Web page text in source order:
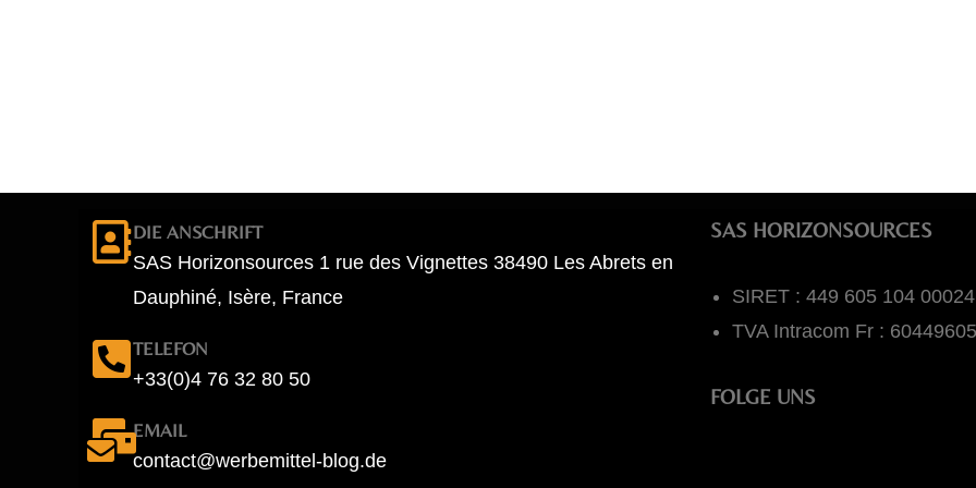
DIE ANSCHRIFT
SAS Horizonsources 1 rue des Vignettes 38490 Les Abrets en
Dauphiné, Isère, France
TELEFON
+33(0)4 76 32 80 50
EMAIL
contact@werbemittel-blog.de
SAS HORIZONSOURCES
SIRET : 449 605 104 00024
TVA Intracom Fr :
FOLGE UNS